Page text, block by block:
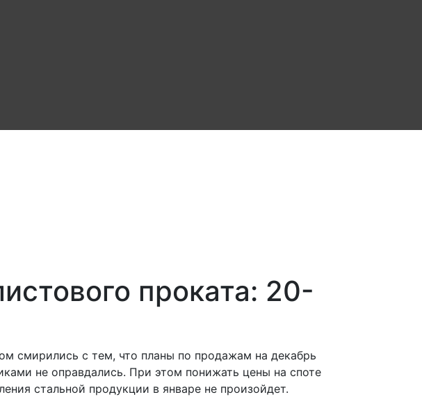
проката: 20-
смирились с тем, что планы по продажам на декабрь
не оправдались. При этом понижать цены на споте
стальной продукции в январе не произойдет.